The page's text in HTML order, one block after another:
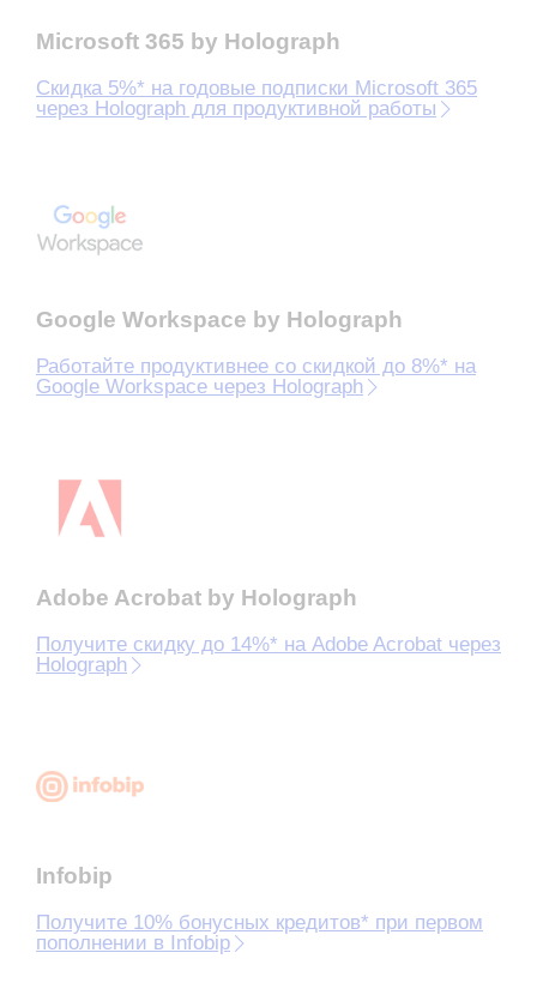
Microsoft 365 by Holograph
Скидка 5%* на годовые подписки Microsoft 365
через Holograph для продуктивной работы
Google Workspace by Holograph
Работайте продуктивнее со скидкой до 8%* на
Google Workspace через Holograph
Adobe Acrobat by Holograph
Получите скидку до 14%* на Adobe Acrobat через
Holograph
Infobip
Получите 10% бонусных кредитов* при первом
пополнении в Infobip